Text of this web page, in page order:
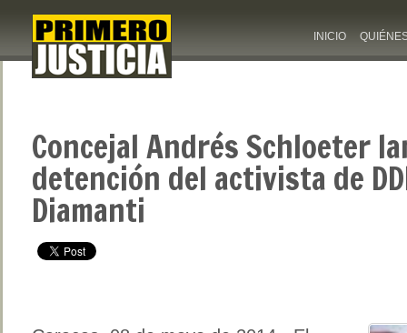
INICIO
Concejal Andrés Schloeter
detención del activista de
Diamanti